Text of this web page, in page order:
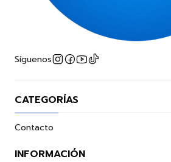
Síguenos
CATEGORÍAS
Contacto
INFORMACIÓN